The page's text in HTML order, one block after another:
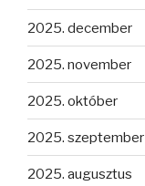
2025. december
2025. november
2025. október
2025. szeptember
2025. augusztus